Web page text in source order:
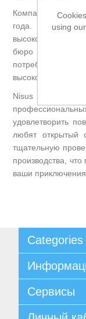
Поиск
Компания
года.
бюро и
потребители
высокого качества.
Nisus
удовлетворить
любят открытый
тщательную
производства,
ваши
Categories
Доставка и возврат
Уведомление о
Сервисы
using